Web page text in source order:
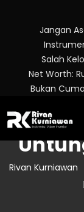
Jangan
Salah
Net Worth:
Bukan
Rivan Kurniawan